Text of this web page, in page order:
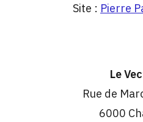
Site : Pierre
Le
Rue de
6000